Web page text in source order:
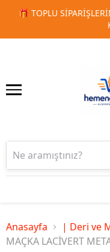
🚀
Anasayfa
| Deri ve
MAÇKA LACİVERT